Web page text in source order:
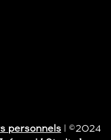
personnels | ©2024